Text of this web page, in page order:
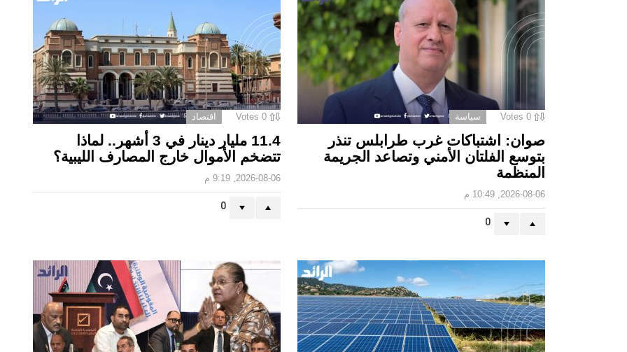
0
Votes سياسة
صوان: اشتباكات غرب طرابلس تنذر
بتوسع الفلتان الأمني وتصاعد الجريمة
المنظمة
2026-08-06, 10:49 م
0
0
Votes اقتصاد
11.4 مليار دينار في 3 أشهر.. لماذا
تتضخم الأموال خارج المصارف الليبية؟
2026-08-06, 9:19 م
0